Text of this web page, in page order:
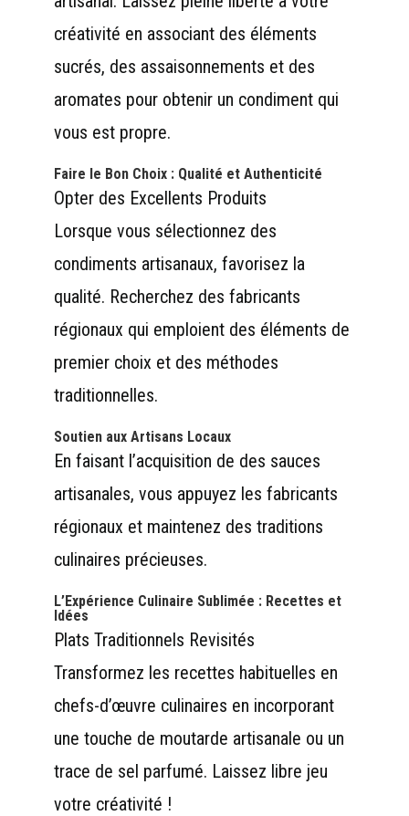
créativité en associant des éléments
sucrés, des assaisonnements et des
aromates pour obtenir un condiment qui
vous est propre.
Faire le Bon Choix : Qualité et Authenticité
Opter des Excellents Produits
Lorsque vous sélectionnez des
condiments artisanaux, favorisez la
qualité. Recherchez des fabricants
régionaux qui emploient des éléments de
premier choix et des méthodes
traditionnelles.
Soutien aux Artisans Locaux
En faisant l’acquisition de des sauces
artisanales, vous appuyez les fabricants
régionaux et maintenez des traditions
culinaires précieuses.
L’Expérience Culinaire Sublimée : Recettes et
Idées
Plats Traditionnels Revisités
Transformez les recettes habituelles en
chefs-d’œuvre culinaires en incorporant
une touche de moutarde artisanale ou un
trace de sel parfumé. Laissez libre jeu
votre créativité !